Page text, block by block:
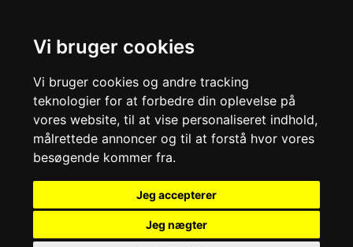
Vi bruger cookies
Vi bruger cookies og andre tracking
teknologier for at forbedre din oplevelse på
vores website, til at vise personaliseret indhold,
målrettede annoncer og til at forstå hvor vores
besøgende kommer fra.
Jeg accepterer
Jeg nægter